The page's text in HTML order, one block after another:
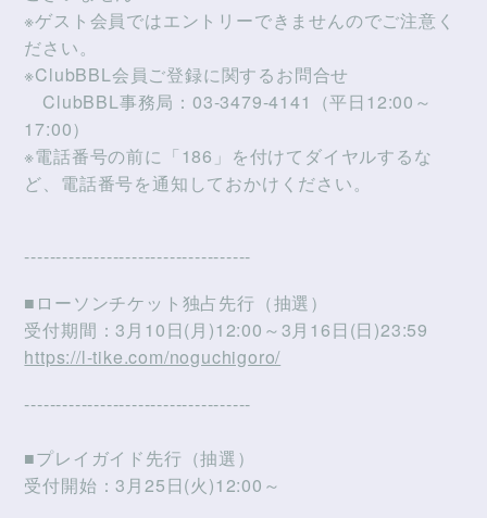
※ゲスト会員ではエントリーできませんのでご注意く
ださい。
※ClubBBL会員ご登録に関するお問合せ
ClubBBL事務局：03-3479-4141（平日12:00～
17:00）
※電話番号の前に「186」を付けてダイヤルするな
ど、電話番号を通知しておかけください。
------------------------------------
■ローソンチケット独占先行（抽選）
受付期間：3月10日(月)12:00～3月16日(日)23:59
https://l-tike.com/noguchigoro/
------------------------------------
■プレイガイド先行（抽選）
受付開始：3月25日(火)12:00～